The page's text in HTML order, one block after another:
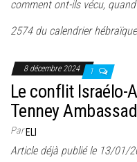
comment ont-ils vécu,
2574 du calendrier
8 décembre 2024 1
Le conflit Israélo-
Tenney
ParELI
Article déjà publié le 13/01/